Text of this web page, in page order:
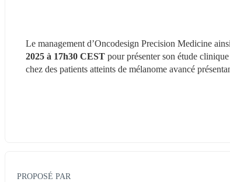
Le management d’Oncodesign Precision Medicine
2025 à 17h30 CEST pour présenter son étude
chez des patients atteints de mélanome avancé
PROPOSÉ PAR